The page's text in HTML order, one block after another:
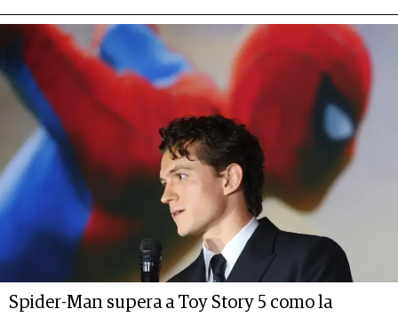
Spider-Man supera a Toy Story 5 como la